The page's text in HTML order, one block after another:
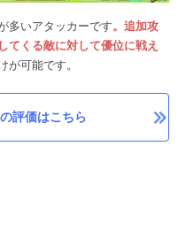
多いアタッカーです。追加攻
てくる敵に対して優位に戦え
が可能です。
評価はこちら